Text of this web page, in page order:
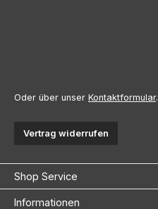
Oder über unser Kontaktformular.
Vertrag widerrufen
Shop Service
Informationen